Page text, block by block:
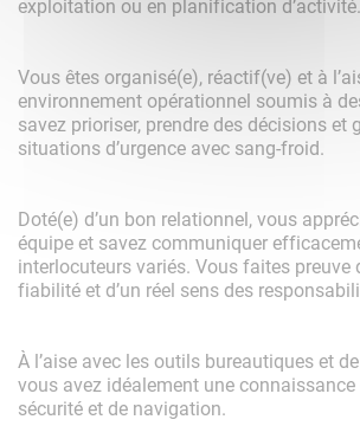
exploitation ou en planification d’activité.
Vous êtes organisé(e), réactif(ve) et à
environnement opérationnel soumis à
savez prioriser, prendre des décisions et
situations d’urgence avec sang-froid.
Doté(e) d’un bon relationnel, vous
équipe et savez communiquer
interlocuteurs variés. Vous faites preuve
fiabilité et d’un réel sens des
À l’aise avec les outils bureautiques et
vous avez idéalement une connaissance
sécurité et de navigation.